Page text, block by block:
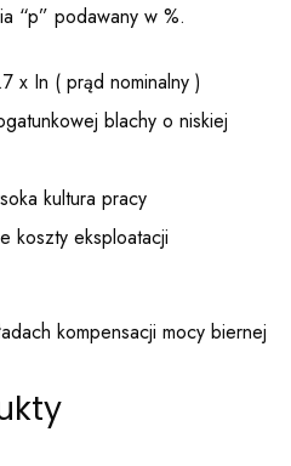
“p” podawany w %.
x In ( prąd nominalny )
blachy o niskiej
kultura pracy
koszty eksploatacji
kompensacji mocy biernej